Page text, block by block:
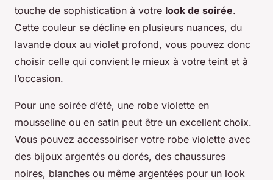
touche de sophistication à votre look de soirée.
Cette couleur se décline en plusieurs nuances, du
lavande doux au violet profond, vous pouvez donc
choisir celle qui convient le mieux à votre teint et à
l’occasion.
Pour une soirée d’été, une robe violette en
mousseline ou en satin peut être un excellent choix.
Vous pouvez accessoiriser votre robe violette avec
des bijoux argentés ou dorés, des chaussures
noires, blanches ou même argentées pour un look